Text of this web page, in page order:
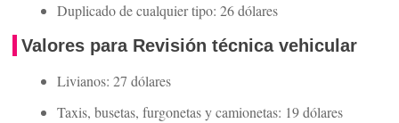
Duplicado de cualquier tipo: 26 dólares
Valores para Revisión técnica vehicular
Livianos: 27 dólares
Taxis, busetas, furgonetas y camionetas: 19 dólares